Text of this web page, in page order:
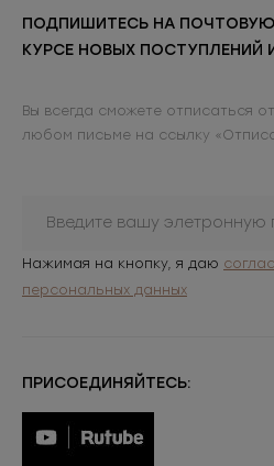
ПОДПИШИТЕСЬ НА ПОЧТОВУЮ
КУРСЕ НОВЫХ ПОСТУПЛЕНИЙ
Вы всегда сможете отписаться
любом письме на ссылку
Нажимая на кнопку, я даю
персональных данных
ПРИСОЕДИНЯЙТЕСЬ: